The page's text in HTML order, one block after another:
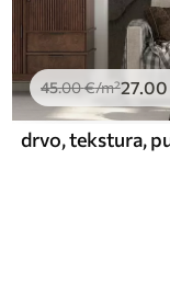
45.00€/m²27.00